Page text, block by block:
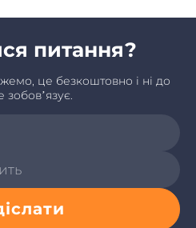
питання?
це безкоштовно і ні до
зобов’язує.